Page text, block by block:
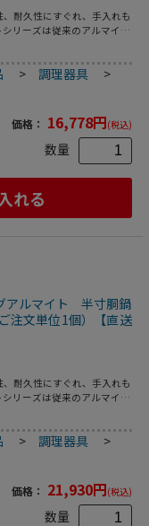
耐久性にすぐれ、手入れも
リーズは従来のアルマイト
マイト皮膜を施すだけでは
保護します。●アルミニウ
い酸化皮膜をつくります。
保護し、表面を硬くし、腐
を人工的に厚くしたものが
容量：10L
>調理器具
>
価格： 16,778円(税込)
数量
れる
アルマイト 半寸胴鍋
注文単位1個）【直送
耐久性にすぐれ、手入れも
リーズは従来のアルマイト
マイト皮膜を施すだけでは
保護します。●アルミニウ
い酸化皮膜をつくります。
保護し、表面を硬くし、腐
を人工的に厚くしたものが
容量：18L
>調理器具
>
価格： 21,930円(税込)
数量